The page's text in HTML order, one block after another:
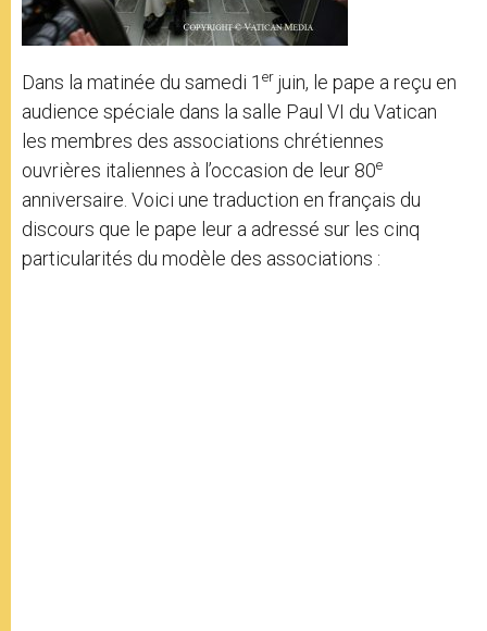
Dans la matinée du samedi 1 er juin, le pape a reçu en
audience spéciale dans la salle Paul VI du Vatican
les membres des associations chrétiennes
ouvrières italiennes à l’occasion de leur 80e
anniversaire. Voici une traduction en français du
discours que le pape leur a adressé sur les cinq
particularités du modèle des associations :